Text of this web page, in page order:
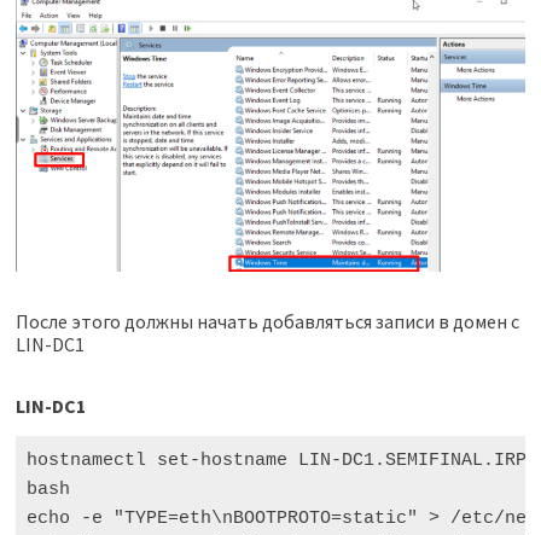
После этого должны начать добавляться записи в домен с
LIN-DC1
LIN-DC1
hostnamectl set-hostname LIN-DC1.SEMIFINAL.IRPO
bash
echo -e "TYPE=eth\nBOOTPROTO=static" > /etc/